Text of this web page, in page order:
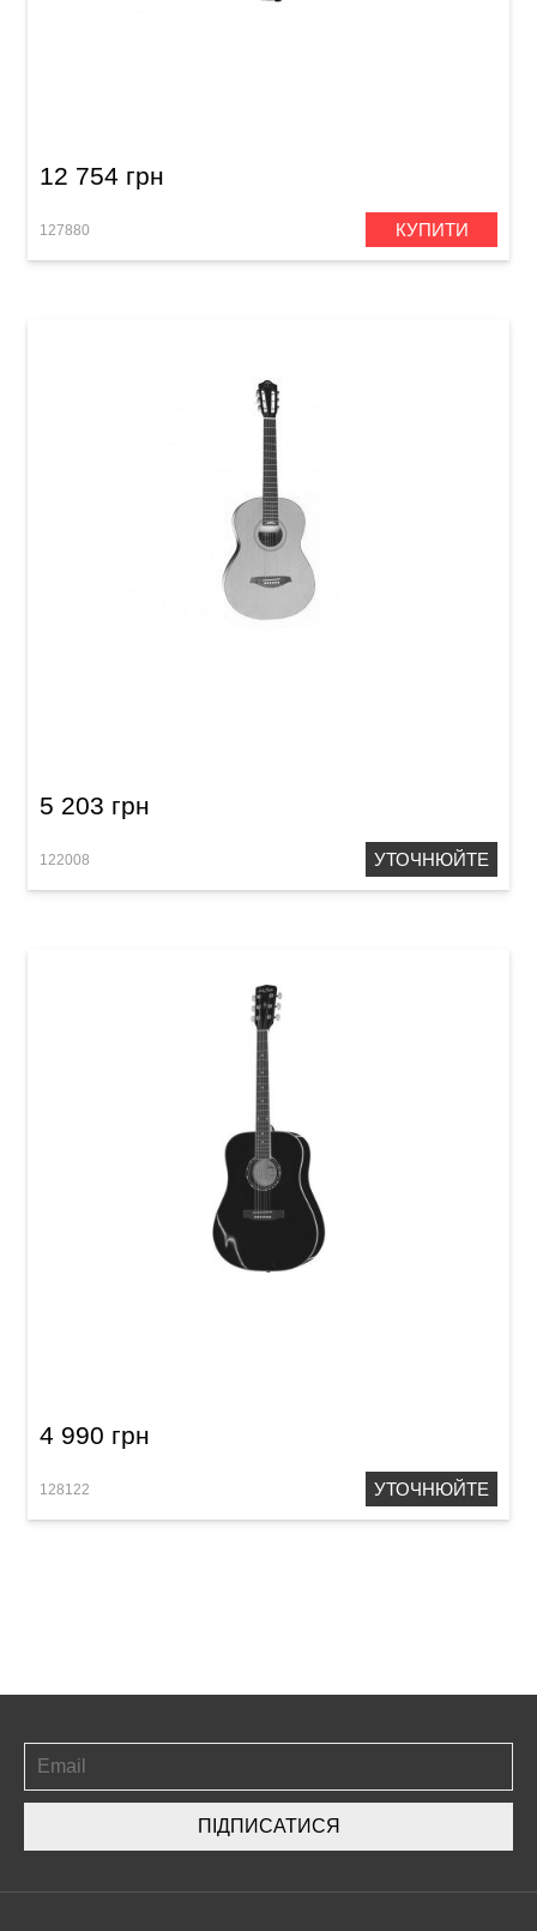
12 754 грн
127880 КУПИТИ
5 203 грн
122008 УТОЧНЮЙТЕ
4 990 грн
128122 УТОЧНЮЙТЕ
ПІДПИСАТИСЯ